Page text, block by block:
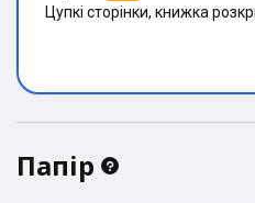
Цупкі сторінки, книжка
Папір